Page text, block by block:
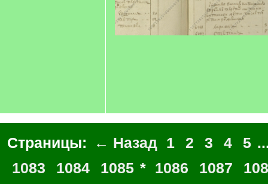
Страницы: ← Назад 1 2 3 4 5
1083
1084 1085 * 1086 1087